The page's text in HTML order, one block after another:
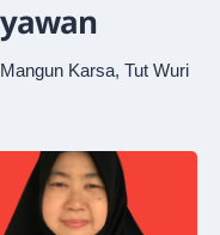
Karsa, Tut Wuri